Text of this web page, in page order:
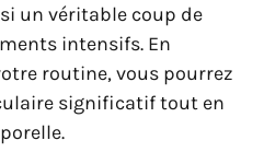
un véritable coup de
intensifs. En
routine, vous pourrez
significatif tout en